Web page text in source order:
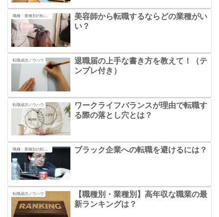
職種・業種別の転職の秘訣
美容師から転職するならどの業種がい
い？
転職成功ノウハウ
退職届の上手な書き方を教えて！（テ
ンプレ付き）
転職成功ノウハウ
ワークライフバランスが理由で転職す
る際の落とし穴とは？
職種・業種別の転職の秘訣 ブラック企業への転職を避けるには？
転職成功ノウハウ
【職種別・業種別】高年収な職業の最
新ランキングは？